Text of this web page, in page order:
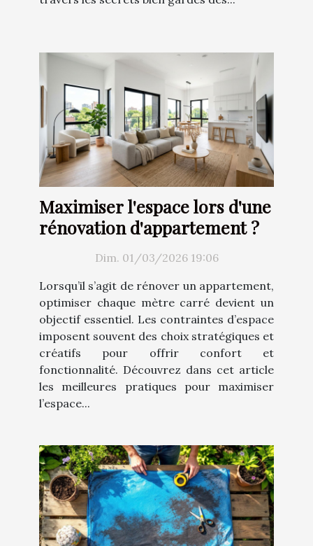
Maximiser l'espace lors d'une
rénovation d'appartement ?
Dim. 01/03/2026 19:06
Lorsqu’il s’agit de rénover un appartement,
optimiser chaque mètre carré devient un
objectif essentiel. Les contraintes d’espace
imposent souvent des choix stratégiques et
créatifs pour offrir confort et
fonctionnalité. Découvrez dans cet article
les meilleures pratiques pour maximiser
l’espace...